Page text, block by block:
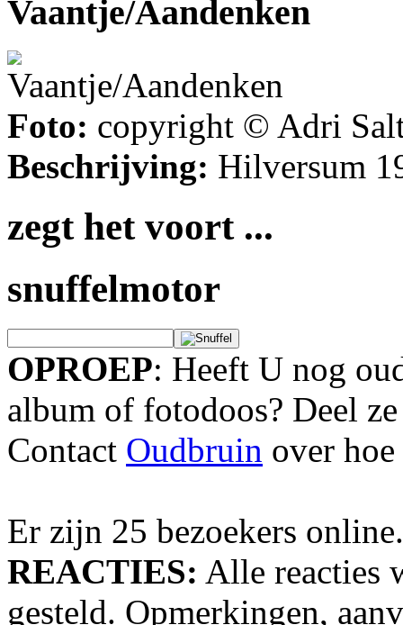
Vaantje/Aandenken
Foto: copyright © Adri
Beschrijving: Hilversum
zegt het voort ...
snuffelmotor
OPROEP: Heeft U nog
album of fotodoos? Deel
Contact Oudbruin over
Er zijn 25 bezoekers online.
REACTIES: Alle reacties
gesteld. Opmerkingen,